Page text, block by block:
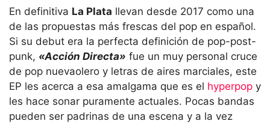
En definitiva La Plata llevan desde 2017 como una
de las propuestas más frescas del pop en español.
Si su debut era la perfecta definición de pop-post-
punk, «Acción Directa» fue un muy personal cruce
de pop nuevaolero y letras de aires marciales, este
EP les acerca a esa amalgama que es el hyperpop y
les hace sonar puramente actuales. Pocas bandas
pueden ser padrinas de una escena y a la vez